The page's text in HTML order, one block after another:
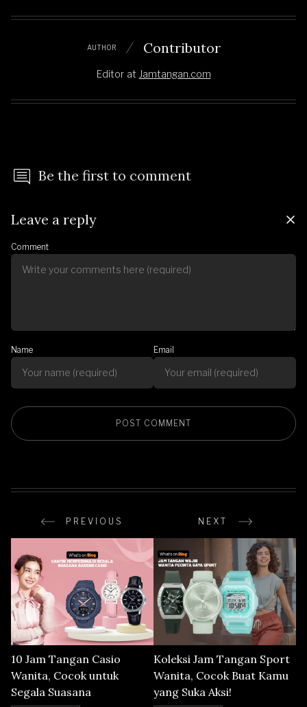
AUTHOR Contributor
Editor at Jamtangan.com
Be the first to comment
Leave a reply
Comment
Name Email
PREVIOUS NEXT
10 Jam Tangan Casio
Wanita, Cocok untuk
Segala Suasana
Koleksi Jam Tangan Sport
Wanita, Cocok Buat Kamu
yang Suka Aksi!